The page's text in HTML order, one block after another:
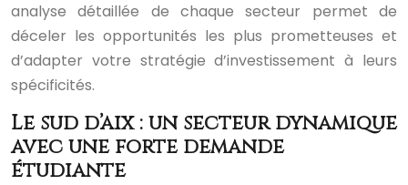
analyse détaillée de chaque secteur permet de
déceler les opportunités les plus prometteuses et
d’adapter votre stratégie d’investissement à leurs
spécificités.
Le sud d’aix : un secteur dynamique
avec une forte demande
étudiante